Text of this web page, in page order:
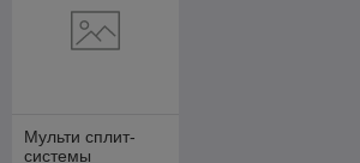
Мульти сплит-
системы